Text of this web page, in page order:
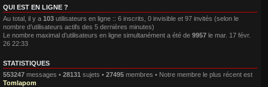
QUI EST EN LIGNE ?
Au total, il y a 103 utilisateurs en ligne :: 6 inscrits, 0 invisible et 97 invités (selon le
nombre d’utilisateurs actifs des 5 dernières minutes)
Le nombre maximal d’utilisateurs en ligne simultanément a été de 9957 le mar. 17 févr.
26 22:33
STATISTIQUES
553247 messages • 28131 sujets • 27495 membres • Notre membre le plus récent est
Tomlapom